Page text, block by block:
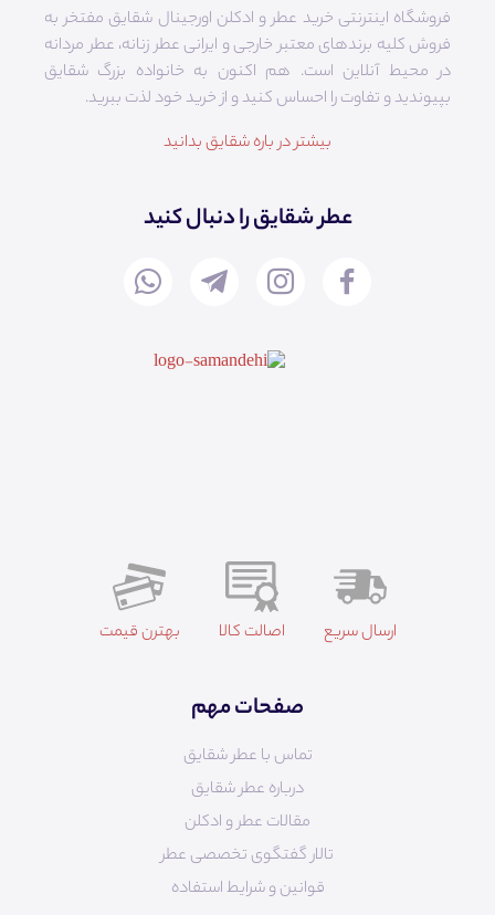
فروشگاه اینترنتی خرید عطر و ادکلن اورجینال شقایق مفتخر به
فروش کلیه برندهای معتبر خارجی و ایرانی عطر زنانه، عطر مردانه
در محیط آنلاین است. هم‌ اکنون به خانواده بزرگ شقایق
بپیوندید و تفاوت را احساس کنید و از خرید خود لذت ببرید.
بیشتر در باره شقایق بدانید
عطر شقایق را دنبال کنید
ارسال سریع اصالت کالا بهترن قیمت
صفحات مهم
تماس با عطر شقایق
درباره عطر شقایق
مقالات عطر و ادکلن
تالار گفتگوی تخصصی عطر
قوانین و شرایط استفاده